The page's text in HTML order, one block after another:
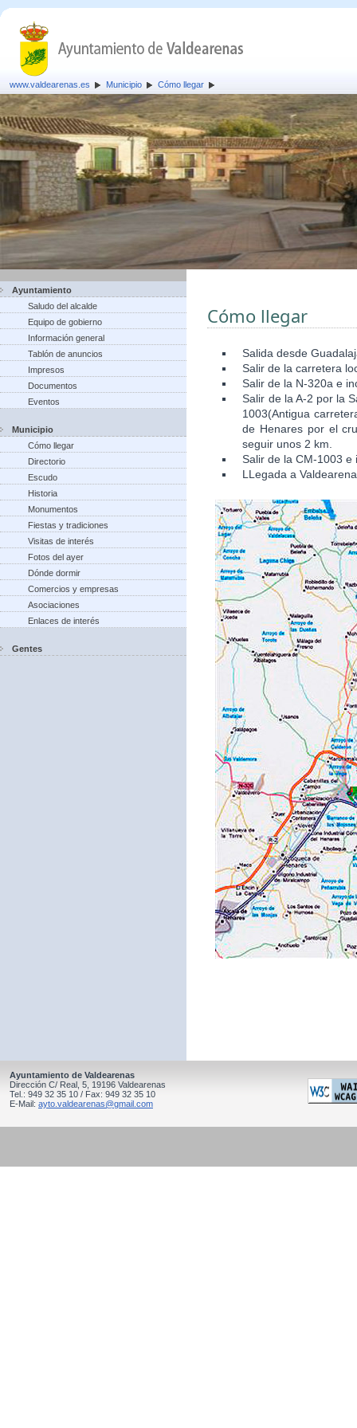
www.valdearenas.es Municipio Cómo llegar
Ayuntamiento
Saludo del alcalde
Equipo de gobierno
Información general
Tablón de anuncios
Impresos
Documentos
Eventos
Municipio
Cómo llegar
Directorio
Escudo
Historia
Monumentos
Fiestas y tradiciones
Visitas de interés
Fotos del ayer
Dónde dormir
Comercios y empresas
Asociaciones
Enlaces de interés
Gentes
Cómo llegar
Salida desde
Salir de la carretera
Salir de la N-320a e
Salir de la A-2 por la
1003(Antigua
de Henares por el
seguir unos 2 km.
Salir de la CM-1003
LLegada a
Ayuntamiento de Valdearenas
Dirección C/ Real, 5, 19196 Valdearenas
Tel.: 949 32 35 10 / Fax: 949 32 35 10
E-Mail: ayto.valdearenas@gmail.com